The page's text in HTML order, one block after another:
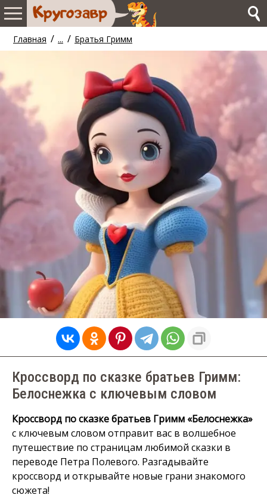
Главная / ... / Братья Гримм
Кроссворд по сказке братьев Гримм:
Белоснежка с ключевым словом
Кроссворд по сказке братьев Гримм «Белоснежка»
с ключевым словом отправит вас в волшебное
путешествие по страницам любимой сказки в
переводе Петра Полевого. Разгадывайте
кроссворд и открывайте новые грани знакомого
сюжета!